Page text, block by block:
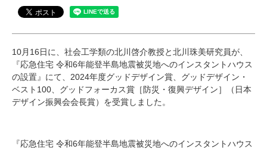
受験生 在学生
卒業生
企業・研究者
地域・一般
寄附のお願い
10月 16日に、社会工学類の北川啓介教授と北川珠美研究員が、
『応急住宅 令和6年能登半島地震被災地へのインスタントハウス
の設置』にて、 2024年度グッドデザイン賞、グッドデザイン・
ベスト 100 、グッドフォーカス賞［防災・復興デザイン］（日本
デザイン振興会会長賞）を受賞しました。
『応急住宅 令和6年能登半島地震被災地へのインスタントハウス